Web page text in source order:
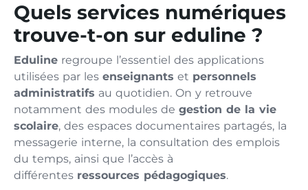
Quels services numériques
trouve-t-on sur eduline ?
Eduline regroupe l’essentiel des applications
utilisées par les enseignants et personnels
administratifs au quotidien. On y retrouve
notamment des modules de gestion de la vie
scolaire, des espaces documentaires partagés, la
messagerie interne, la consultation des emplois
du temps, ainsi que l’accès à
différentes ressources pédagogiques.